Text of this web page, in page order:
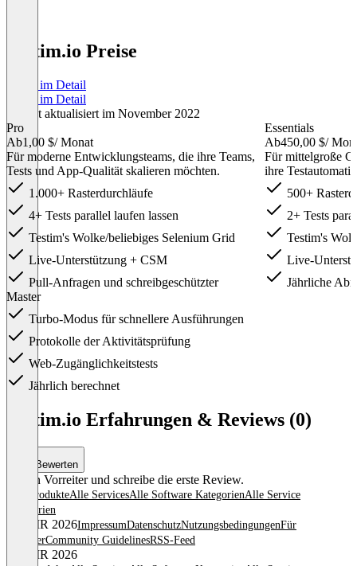
Testim.io Preise
Preise im Detail
Preise im Detail
Zuletzt aktualisiert im November 2022
Pro
Ab1,00 $/ Monat
Für moderne Entwicklungsteams, die ihre Teams,
Tests und App-Qualität skalieren möchten.
1.000+ Rasterdurchläufe
4+ Tests parallel laufen lassen
Testim's Wolke/beliebiges Selenium Grid
Live-Unterstützung + CSM
Pull-Anfragen und schreibgeschützter
Master
Turbo-Modus für schnellere Ausführungen
Protokolle der Aktivitätsprüfung
Web-Zugänglichkeitstests
Jährlich berechnet
Essentials
Ab450,00 $/
Für mittelgroße
ihre
500+
2+ Tests
Testim's
Live-
Jährliche
Testim.io Erfahrungen & Reviews (0)
Bewerten
Sei ein Vorreiter und schreibe die erste Review.
Alle ProdukteAlle ServicesAlle Software KategorienAlle Service
Kategorien
© OMR 2026ImpressumDatenschutzNutzungsbedingungenFür
AnbieterCommunity GuidelinesRSS-Feed
© OMR 2026